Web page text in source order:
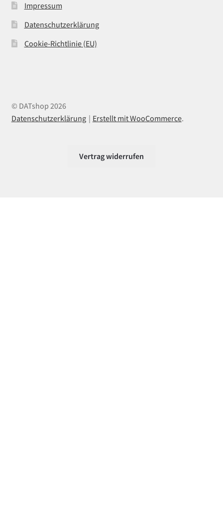
Impressum
Datenschutzerklärung
Cookie-Richtlinie (EU)
© DATshop 2026
Datenschutzerklärung
Erstellt mit WooCommerce.
Vertrag widerrufen